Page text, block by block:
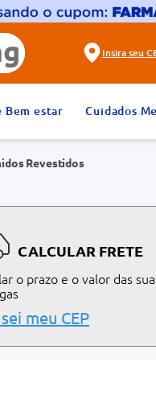
Insira seu
Bem estar Cuidados
Revestidos
CALCULAR FRETE
o prazo e o valor das
meu CEP